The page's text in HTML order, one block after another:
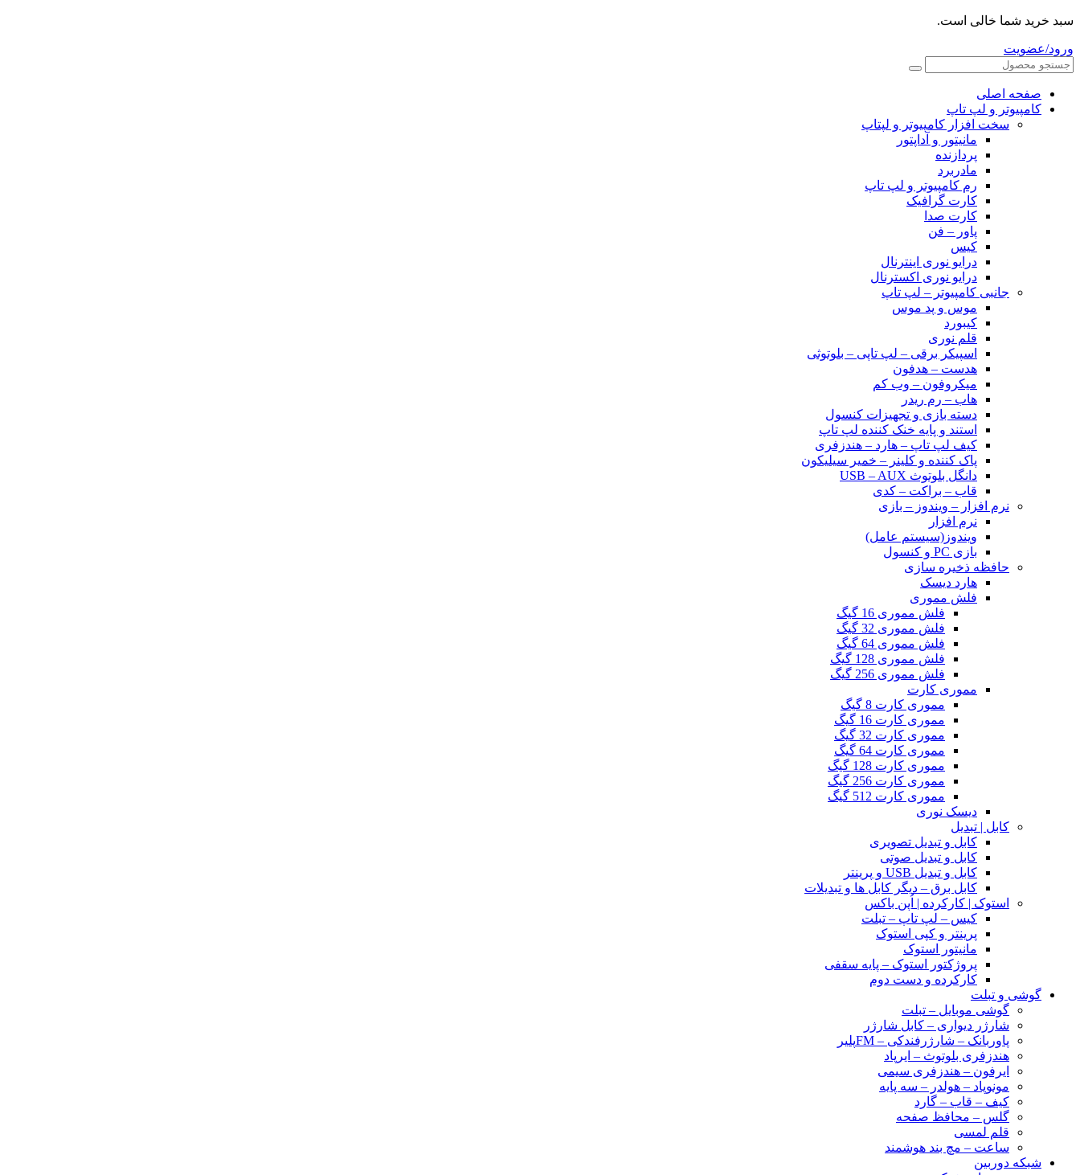
سبد خرید شما خالی است.
ورود/عضویت
صفحه اصلی
کامپیوتر و‌‌‌‌‌ لپ تاپ
سخت افزار کامپیوتر و لپتاپ
مانیتور و آداپتور
پردازنده
مادربرد
رم کامپیوتر و لپ تاپ
کارت گرافیک
کارت صدا
پاور – فن
کیس
درایو نوری اینترنال
درایو نوری اکسترنال
جانبی کامپیوتر – لپ تاپ
موس و پد موس
کیبورد
قلم نوری
اسپیکر برقی – لپ تاپی – بلوتوثی
هدست – هدفون
میکروفون – وب کم
هاب – رم ریدر
دسته بازی و تجهیزات کنسول
استند و پایه خنک کننده لپ تاپ
کیف لپ تاپ – هارد – هندزفری
پاک کننده و کلینر – خمیر سیلیکون
دانگل بلوتوث USB – AUX
قاب – براکت – کدی
نرم افزار – ویندوز – بازی
نرم افزار
ویندوز(سیستم عامل)
بازی PC و کنسول
حافظه ذخیره سازی
هارد دیسک
فلش مموری
فلش مموری 16 گیگ
فلش مموری 32 گیگ
فلش مموری 64 گیگ
فلش مموری 128 گیگ
فلش مموری 256 گیگ
مموری کارت
مموری کارت 8 گیگ
مموری کارت 16 گیگ
مموری کارت 32 گیگ
مموری کارت 64 گیگ
مموری کارت 128 گیگ
مموری کارت 256 گیگ
مموری کارت 512 گیگ
دیسک نوری
کابل | تبدیل
کابل و تبدیل تصویری
کابل و تبدیل صوتی
کابل و تبدیل USB و پرینتر
کابل برق – دیگر کابل ها و تبدیلات
استوک | کارکرده | اُپن باکس
کیس – لپ تاپ – تبلت
پرینتر و کپی استوک
مانیتور استوک
پروژکتور استوک – پایه سقفی
کارکرده و دست دوم
گوشی و تبلت
گوشی موبایل – تبلت
شارژر دیواری – کابل شارژر
پاوربانک – شارژرفندکی – FMپلیر
هندزفری بلوتوث – ایرپاد
ایرفون – هندزفری سیمی
مونوپاد – هولدر – سه پایه
کیف – قاب – گارد
گلس – محافظ صفحه
قلم لمسی
ساعت – مچ بند هوشمند
شبکه دوربین